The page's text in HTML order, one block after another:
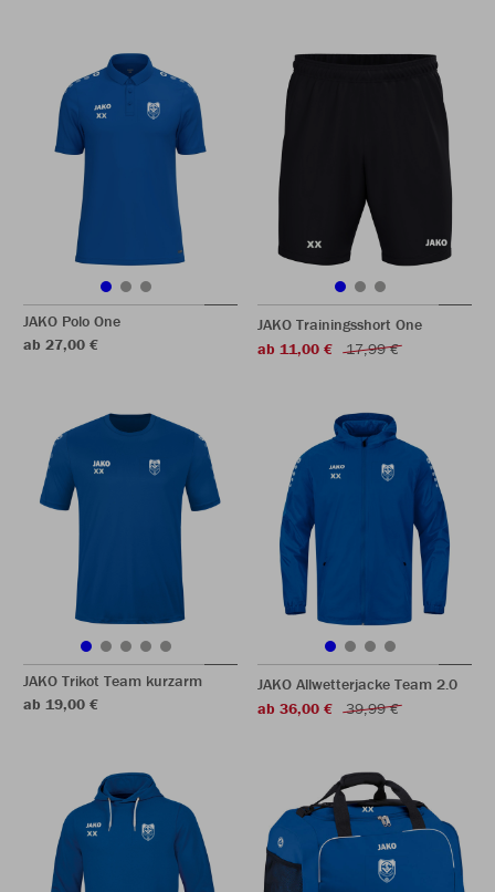
JAKO Polo One
ab 27,00 €
JAKO Trainingsshort One
ab 11,00 €
17,99 €
JAKO Trikot Team kurzarm
ab 19,00 €
JAKO Allwetterjacke Team 2.0
ab 36,00 €
39,99 €